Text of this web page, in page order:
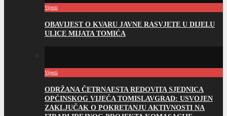
Vijesti
OBAVIJEST O KVARU JAVNE RASVJETE U DIJELU
ULICE MIJATA TOMIĆA
Vijesti
ODRŽANA ČETRNAESTA REDOVITA SJEDNICA
OPĆINSKOG VIJEĆA TOMISLAVGRAD: USVOJEN
ZAKLJUČAK O POKRETANJU AKTIVNOSTI NA